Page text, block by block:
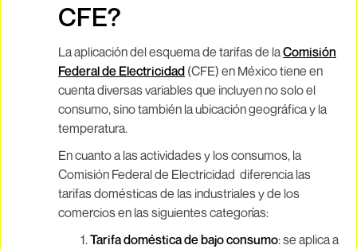
CFE?
La aplicación del esquema de tarifas de laComisión
Federal de Electricidad (CFE) en México tiene en
cuenta diversas variables que incluyen no solo el
consumo, sino también la ubicación geográfica y la
temperatura.
En cuanto a las actividades y los consumos, la
Comisión Federal de Electricidad diferencia las
tarifas domésticas de las industriales y de los
comercios en las siguientes categorías:
Tarifa doméstica de bajo consumo: se aplica a